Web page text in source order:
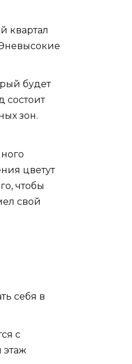
квартал
будет
состоит
зон.
цветут
чтобы
свой
себя в
с
этаж